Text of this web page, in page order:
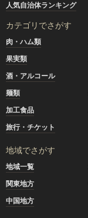
人気自治体ランキング
カテゴリでさがす
肉・ハム類
果実類
酒・アルコール
麺類
加工食品
旅行・チケット
地域でさがす
地域一覧
関東地方
中国地方